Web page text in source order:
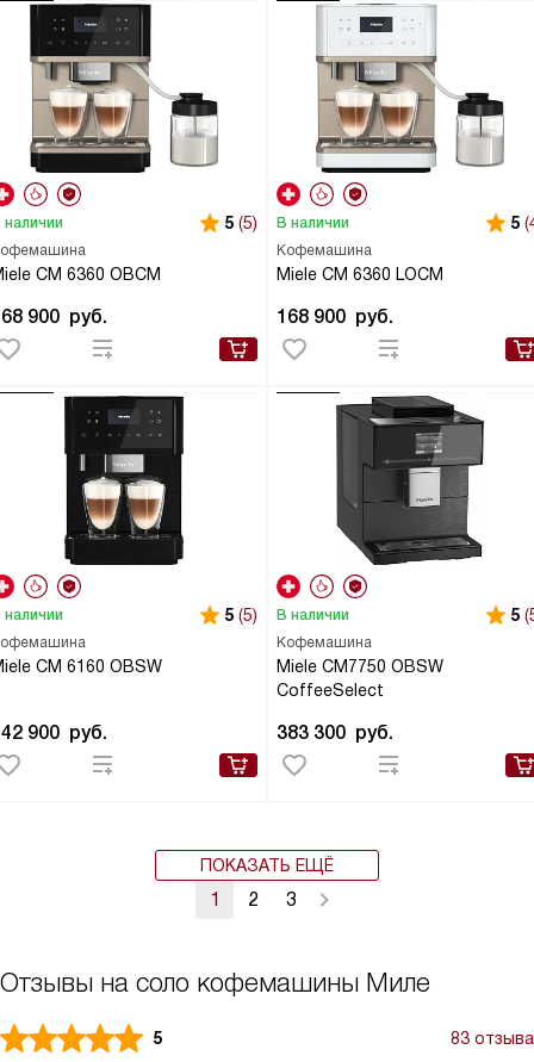
CM 6360 OBCM
наличии 5 (5)
900 руб.
Кофемашина
Miele CM 6360 LOCM
В наличии 5
168 900 руб.
CM 6160 OBSW
наличии 5 (5)
900 руб.
Кофемашина
Miele CM7750 OBSW
CoffeeSelect
В наличии 5
383 300 руб.
ПОКАЗАТЬ ЕЩЁ
1 2 3
Отзывы на соло кофемашины Миле
5 83 отзыва